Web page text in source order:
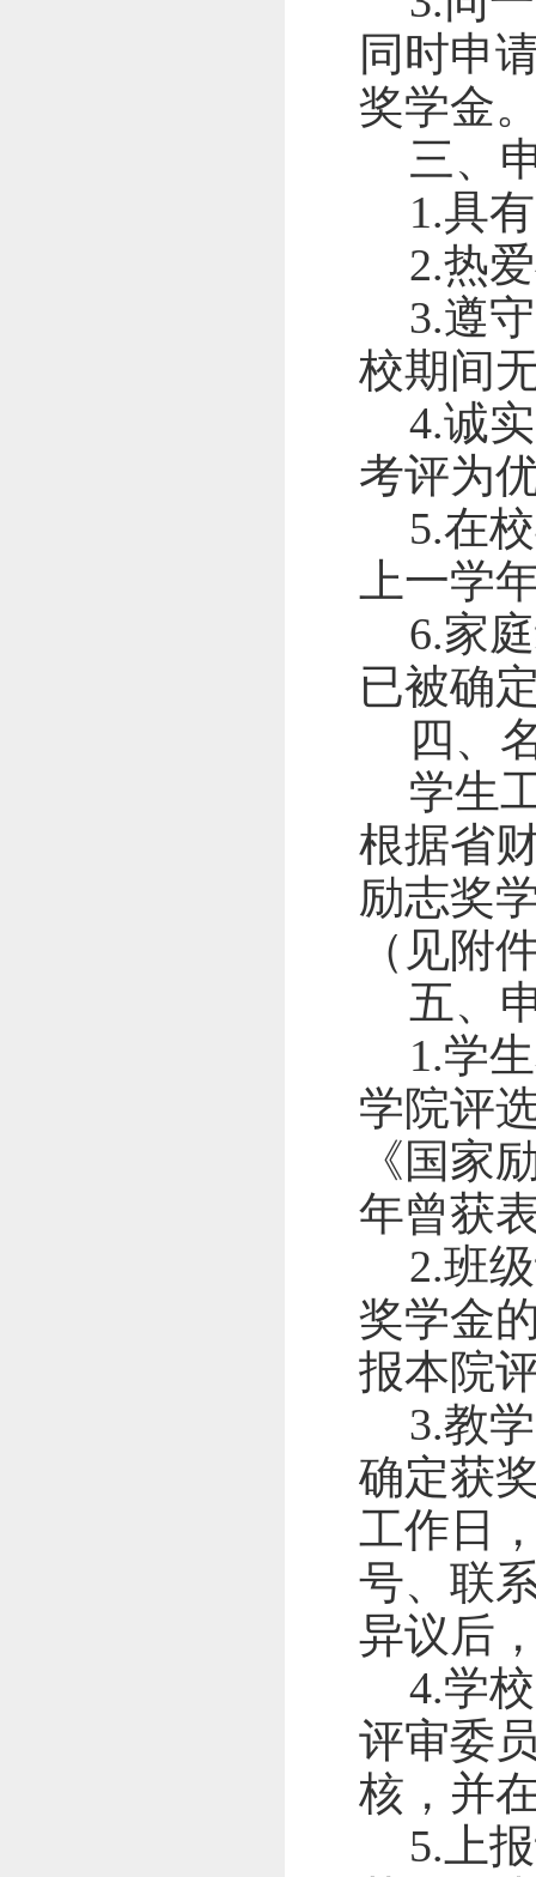
同时申
奖学金
三、
1.具
2.热
3.遵
校期间
4.诚
考评为
5.在
上一学
6.家
已被确
四、
学生
根据省
励志奖
（见附
五、
1.学
学院评
《国家
年曾获
2.班
奖学金
报本院
3.教
确定获
工作日
号、联
异议后
4.学
评审委
核，并
5. 上